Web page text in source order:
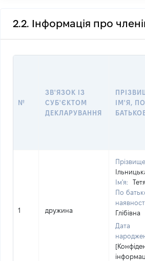
2.2. Інформація про
№
ЗВ'ЯЗОК ІЗ
СУБ'ЄКТОМ
ДЕКЛАРУВАННЯ
ІМ'Я, ПО
1 дружина
Ім'я:
По
Глібівна
Дата